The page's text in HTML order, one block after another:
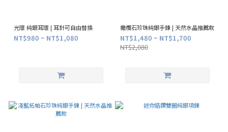
光環 純銀耳環 | 耳針可自由替換
NT$980 ~ NT$1,080
橄欖石珍珠純銀手鍊 | 天然水晶推薦款
NT$1,480 ~ NT$1,700
NT$2,080